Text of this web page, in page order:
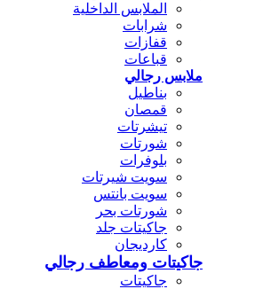
الملابس الداخلية
شرابات
قفازات
قباعات
ملابس رجالي
بناطيل
قمصان
تيشرتات
شورتات
بلوفرات
سويت شيرتات
سويت بانتس
شورتات بحر
جاكيتات جلد
كارديجان
جاكيتات ومعاطف رجالي
جاكيتات